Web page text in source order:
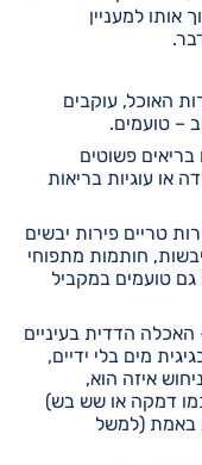
אותו למעניין
האוכל, עוקבים
– טועמים.
פשוטים
או עוגיות בריאות
טריים פירות יבשים
חותמות מתפוחי
גם טועמים במקביל
הדדית בעיניים
מים בלי ידיים,
איזה הוא,
דמקה או שש בש)
באמת (למשל